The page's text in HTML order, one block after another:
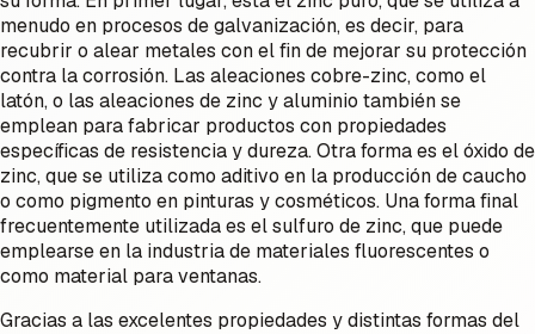
menudo en procesos de galvanización, es decir, para
recubrir o alear metales con el fin de mejorar su protección
contra la corrosión. Las aleaciones cobre-zinc, como el
latón, o las aleaciones de zinc y aluminio también se
emplean para fabricar productos con propiedades
específicas de resistencia y dureza. Otra forma es el óxido de
zinc, que se utiliza como aditivo en la producción de caucho
o como pigmento en pinturas y cosméticos. Una forma final
frecuentemente utilizada es el sulfuro de zinc, que puede
emplearse en la industria de materiales fluorescentes o
como material para ventanas.
Gracias a las excelentes propiedades y distintas formas del